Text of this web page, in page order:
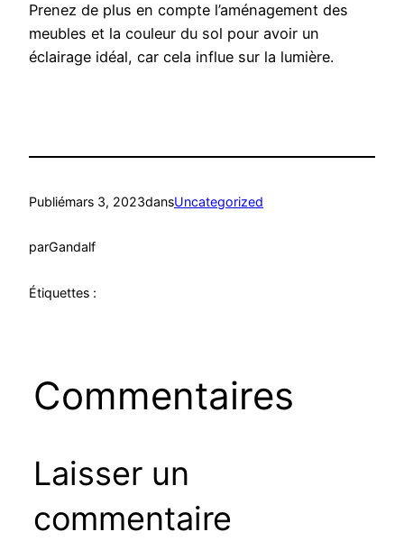
Prenez de plus en compte l’aménagement des
meubles et la couleur du sol pour avoir un
éclairage idéal, car cela influe sur la lumière.
Publiémars 3, 2023dansUncategorized
parGandalf
Étiquettes :
Commentaires
Laisser un
commentaire